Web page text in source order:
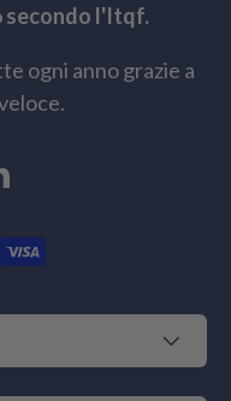
secondo l'Itqf.
ogni anno grazie a